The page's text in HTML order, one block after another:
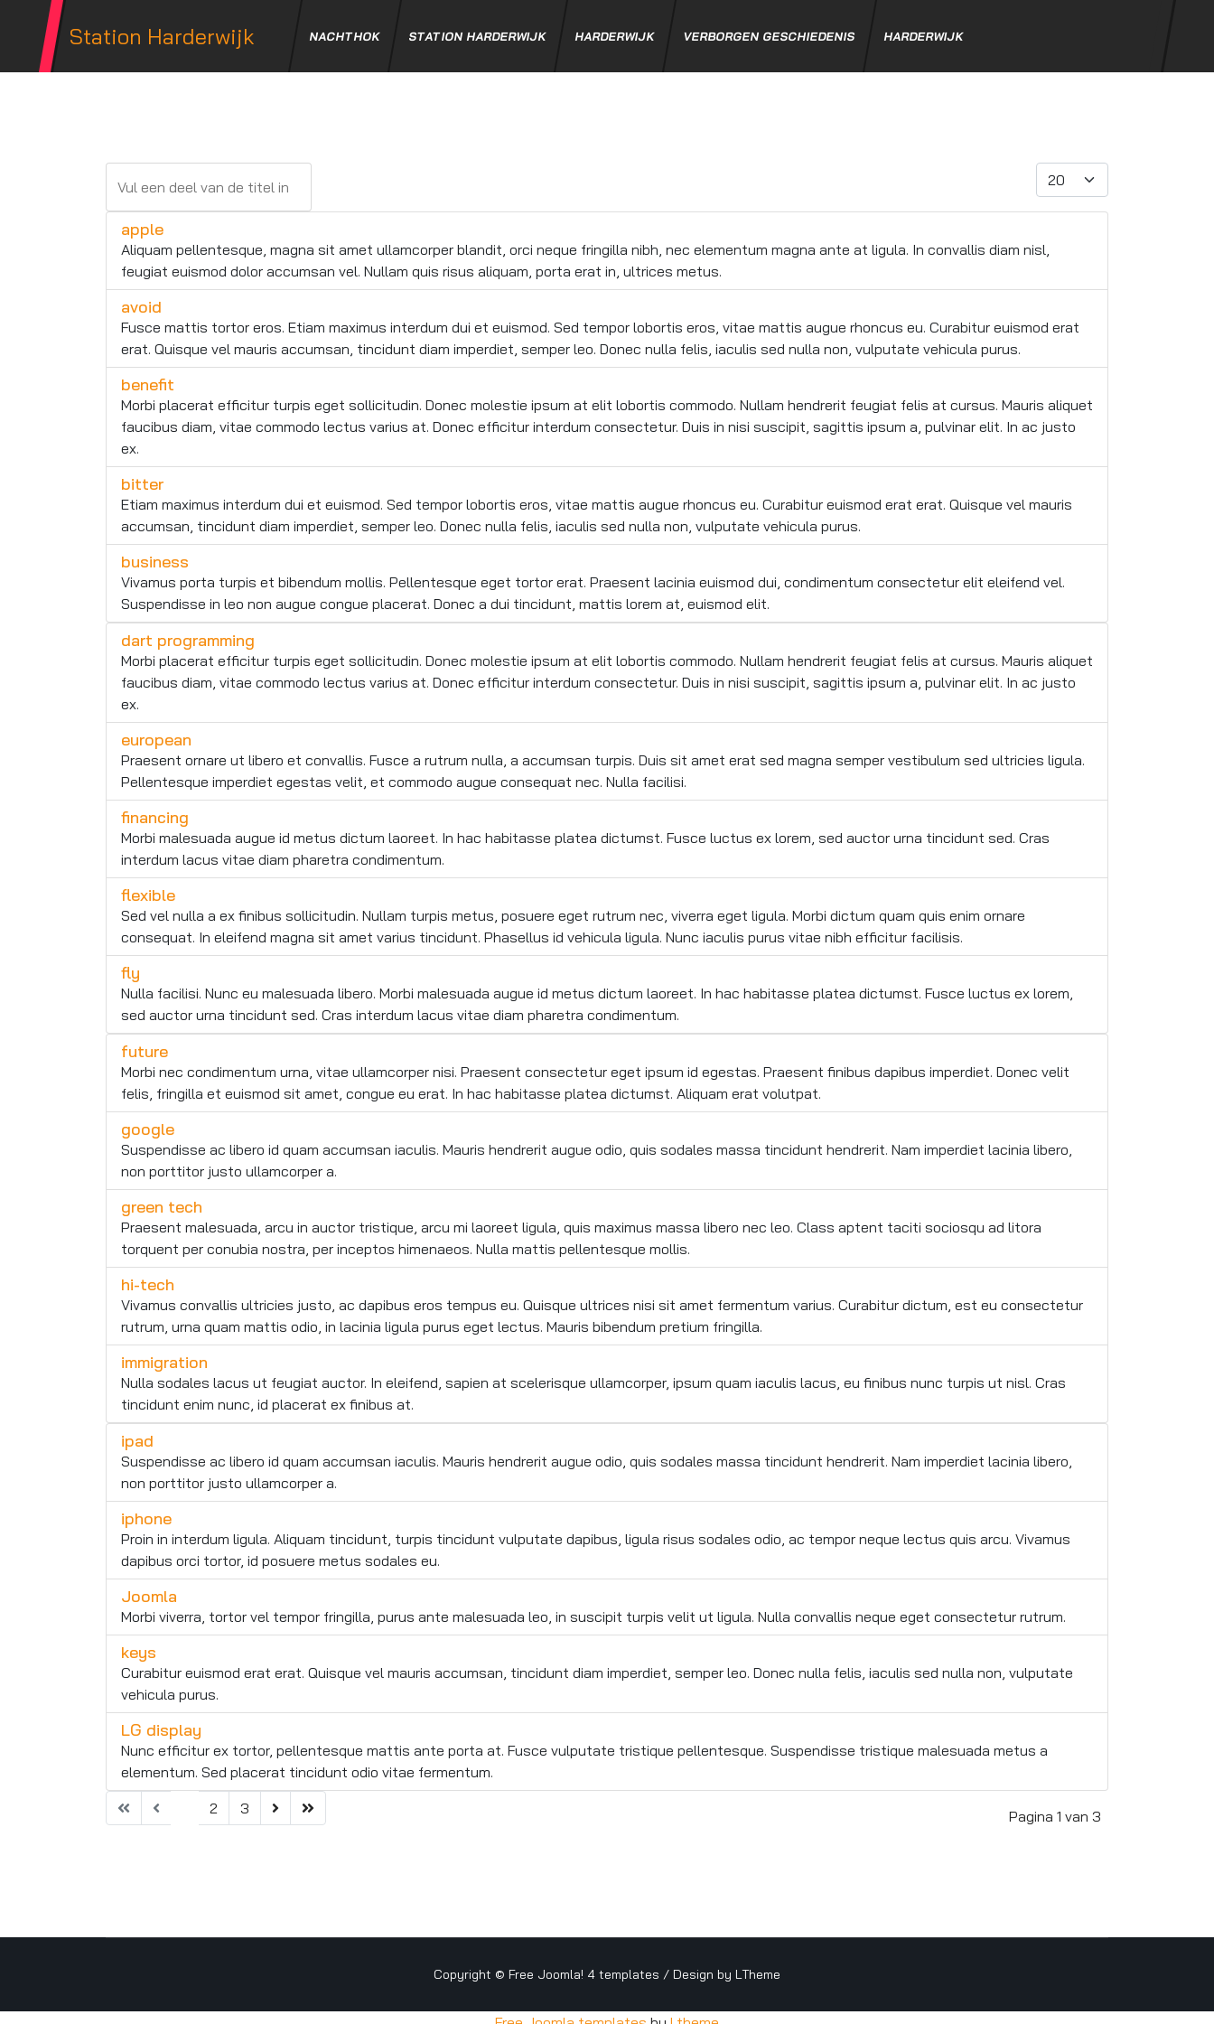
Station Harderwijk NACHTHOK STATION HARDERWIJK HARDERWIJK VERBORGEN GESCHIEDENIS HARDERWIJK
Toon #
apple
Aliquam pellentesque, magna sit amet ullamcorper blandit, orci neque fringilla nibh, nec elementum magna ante at ligula. In convallis diam nisl,
feugiat euismod dolor accumsan vel. Nullam quis risus aliquam, porta erat in, ultrices metus.
avoid
Fusce mattis tortor eros. Etiam maximus interdum dui et euismod. Sed tempor lobortis eros, vitae mattis augue rhoncus eu. Curabitur euismod erat
erat. Quisque vel mauris accumsan, tincidunt diam imperdiet, semper leo. Donec nulla felis, iaculis sed nulla non, vulputate vehicula purus.
benefit
Morbi placerat efficitur turpis eget sollicitudin. Donec molestie ipsum at elit lobortis commodo. Nullam hendrerit feugiat felis at cursus. Mauris aliquet
faucibus diam, vitae commodo lectus varius at. Donec efficitur interdum consectetur. Duis in nisi suscipit, sagittis ipsum a, pulvinar elit. In ac justo
ex.
bitter
Etiam maximus interdum dui et euismod. Sed tempor lobortis eros, vitae mattis augue rhoncus eu. Curabitur euismod erat erat. Quisque vel mauris
accumsan, tincidunt diam imperdiet, semper leo. Donec nulla felis, iaculis sed nulla non, vulputate vehicula purus.
business
Vivamus porta turpis et bibendum mollis. Pellentesque eget tortor erat. Praesent lacinia euismod dui, condimentum consectetur elit eleifend vel.
Suspendisse in leo non augue congue placerat. Donec a dui tincidunt, mattis lorem at, euismod elit.
dart programming
Morbi placerat efficitur turpis eget sollicitudin. Donec molestie ipsum at elit lobortis commodo. Nullam hendrerit feugiat felis at cursus. Mauris aliquet
faucibus diam, vitae commodo lectus varius at. Donec efficitur interdum consectetur. Duis in nisi suscipit, sagittis ipsum a, pulvinar elit. In ac justo
ex.
european
Praesent ornare ut libero et convallis. Fusce a rutrum nulla, a accumsan turpis. Duis sit amet erat sed magna semper vestibulum sed ultricies ligula.
Pellentesque imperdiet egestas velit, et commodo augue consequat nec. Nulla facilisi.
financing
Morbi malesuada augue id metus dictum laoreet. In hac habitasse platea dictumst. Fusce luctus ex lorem, sed auctor urna tincidunt sed. Cras
interdum lacus vitae diam pharetra condimentum.
flexible
Sed vel nulla a ex finibus sollicitudin. Nullam turpis metus, posuere eget rutrum nec, viverra eget ligula. Morbi dictum quam quis enim ornare
consequat. In eleifend magna sit amet varius tincidunt. Phasellus id vehicula ligula. Nunc iaculis purus vitae nibh efficitur facilisis.
fly
Nulla facilisi. Nunc eu malesuada libero. Morbi malesuada augue id metus dictum laoreet. In hac habitasse platea dictumst. Fusce luctus ex lorem,
sed auctor urna tincidunt sed. Cras interdum lacus vitae diam pharetra condimentum.
future
Morbi nec condimentum urna, vitae ullamcorper nisi. Praesent consectetur eget ipsum id egestas. Praesent finibus dapibus imperdiet. Donec velit
felis, fringilla et euismod sit amet, congue eu erat. In hac habitasse platea dictumst. Aliquam erat volutpat.
google
Suspendisse ac libero id quam accumsan iaculis. Mauris hendrerit augue odio, quis sodales massa tincidunt hendrerit. Nam imperdiet lacinia libero,
non porttitor justo ullamcorper a.
green tech
Praesent malesuada, arcu in auctor tristique, arcu mi laoreet ligula, quis maximus massa libero nec leo. Class aptent taciti sociosqu ad litora
torquent per conubia nostra, per inceptos himenaeos. Nulla mattis pellentesque mollis.
hi-tech
Vivamus convallis ultricies justo, ac dapibus eros tempus eu. Quisque ultrices nisi sit amet fermentum varius. Curabitur dictum, est eu consectetur
rutrum, urna quam mattis odio, in lacinia ligula purus eget lectus. Mauris bibendum pretium fringilla.
immigration
Nulla sodales lacus ut feugiat auctor. In eleifend, sapien at scelerisque ullamcorper, ipsum quam iaculis lacus, eu finibus nunc turpis ut nisl. Cras
tincidunt enim nunc, id placerat ex finibus at.
ipad
Suspendisse ac libero id quam accumsan iaculis. Mauris hendrerit augue odio, quis sodales massa tincidunt hendrerit. Nam imperdiet lacinia libero,
non porttitor justo ullamcorper a.
iphone
Proin in interdum ligula. Aliquam tincidunt, turpis tincidunt vulputate dapibus, ligula risus sodales odio, ac tempor neque lectus quis arcu. Vivamus
dapibus orci tortor, id posuere metus sodales eu.
Joomla
Morbi viverra, tortor vel tempor fringilla, purus ante malesuada leo, in suscipit turpis velit ut ligula. Nulla convallis neque eget consectetur rutrum.
keys
Curabitur euismod erat erat. Quisque vel mauris accumsan, tincidunt diam imperdiet, semper leo. Donec nulla felis, iaculis sed nulla non, vulputate
vehicula purus.
LG display
Nunc efficitur ex tortor, pellentesque mattis ante porta at. Fusce vulputate tristique pellentesque. Suspendisse tristique malesuada metus a
elementum. Sed placerat tincidunt odio vitae fermentum.
Pagina 1 van 3
2 3
Copyright © Free Joomla! 4 templates / Design by LTheme